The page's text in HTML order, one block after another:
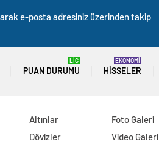
e-posta adresiniz üzerinden takip
PUAN DURUMU
LİG
HISSELER
EKONOMİ
Altınlar
Dövizler
Foto Galeri
Video Galeri